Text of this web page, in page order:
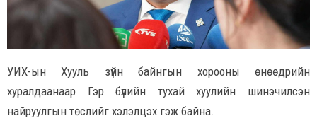
УИХ-ын Хууль зүйн байнгын хорооны өнөөдрийн
хуралдаанаар Гэр бүлийн тухай хуулийн шинэчилсэн
найруулгын төслийг хэлэлцэх гэж байна.